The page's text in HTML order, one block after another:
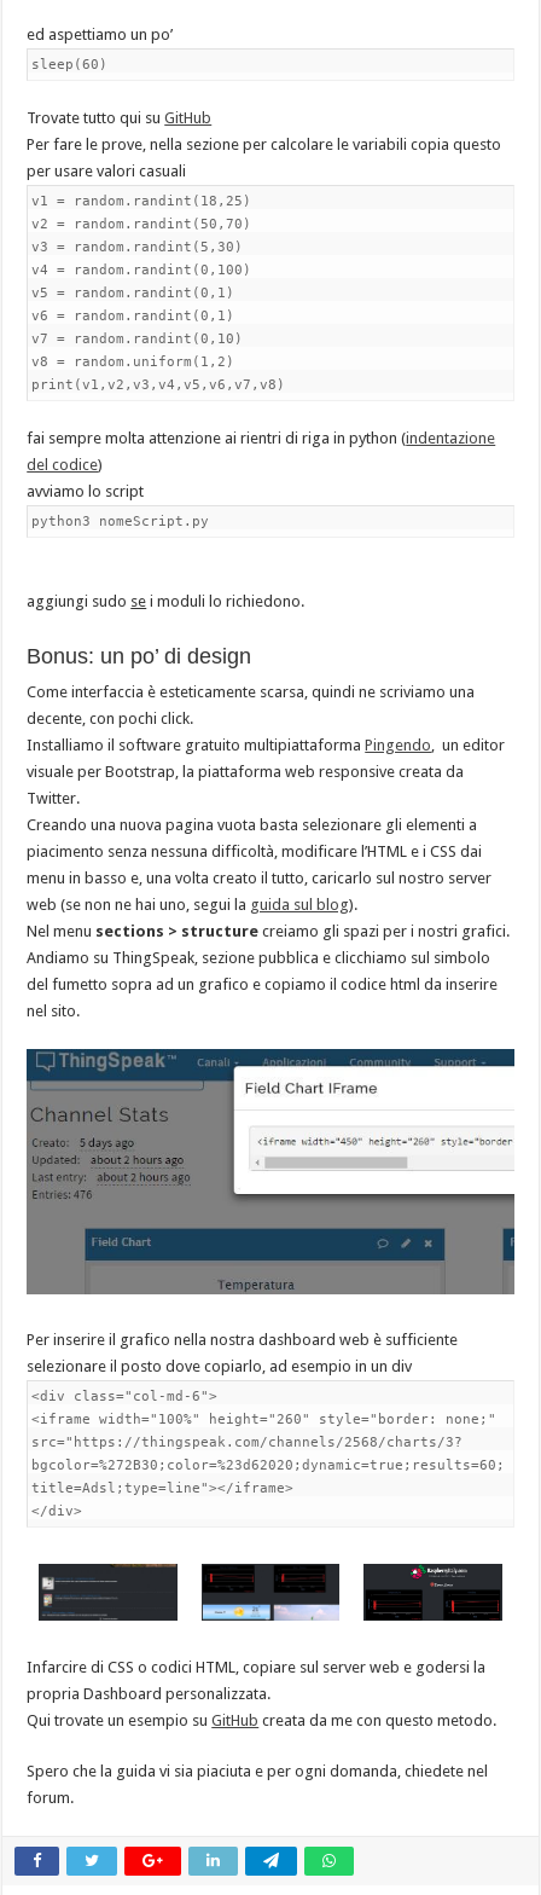
ed aspettiamo un po’
sleep(60)
Trovate tutto qui suGitHub
Per fare le prove, nella sezione per calcolare le variabili copia questo
per usare valori casuali
v1 = random.randint(18,25)
v2 = random.randint(50,70)
v3 = random.randint(5,30)
v4 = random.randint(0,100)
v5 = random.randint(0,1)
v6 = random.randint(0,1)
v7 = random.randint(0,10)
v8 = random.uniform(1,2)
print(v1,v2,v3,v4,v5,v6,v7,v8)
fai sempre molta attenzione ai rientri di riga in python (indentazione
del codice)
avviamo lo script
python3 nomeScript.py
aggiungi sudo se i moduli lo richiedono.
Bonus: un po’ di design
Come interfaccia è esteticamente scarsa, quindi ne scriviamo una
decente, con pochi click.
Installiamo il software gratuito multipiattaformaPingendo, un editor
visuale per Bootstrap, la piattaforma web responsive creata da
Twitter.
Creando una nuova pagina vuota basta selezionare gli elementi a
piacimento senza nessuna difficoltà, modificare l’HTML e i CSS dai
menu in basso e, una volta creato il tutto, caricarlo sul nostro server
web (se non ne hai uno, segui la guida sul blog).
Nel menu sections > structure creiamo gli spazi per i nostri grafici.
Andiamo su ThingSpeak, sezione pubblica e clicchiamo sul simbolo
del fumetto sopra ad un grafico e copiamo il codice html da inserire
nel sito.
Per inserire il grafico nella nostra dashboard web è sufficiente
selezionare il posto dove copiarlo, ad esempio in un div
<div class="col-md-6">
<iframe width="100%" height="260" style="border: none;"
src="https://thingspeak.com/channels/2568/charts/3?
bgcolor=%272B30;color=%23d62020;dynamic=true;results=60;
title=Adsl;type=line"></iframe>
</div>
Infarcire di CSS o codici HTML, copiare sul server web e godersi la
propria Dashboard personalizzata.
Qui trovate un esempio suGitHub creata da me con questo metodo.
Spero che la guida vi sia piaciuta e per ogni domanda, chiedete nel
forum.